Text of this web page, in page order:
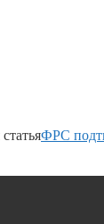
ФРС